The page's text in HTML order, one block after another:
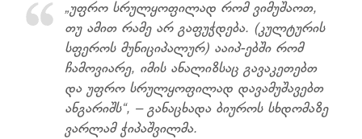
„უფრო სრულყოფილად რომ ვიმუშაოთ,
თუ ამით რამე არ გაფუჭდება. (კულტურის
სფეროს მუნიციპალურ) ააიპ-ებში რომ
ჩამოვიარე, იმის ანალიზსაც გავაკეთებთ
და უფრო სრულყოფილად დავამუშავებთ
ანგარიშს“, – განაცხადა ბიუროს სხდომაზე
ვარლამ ჭიპაშვილმა.